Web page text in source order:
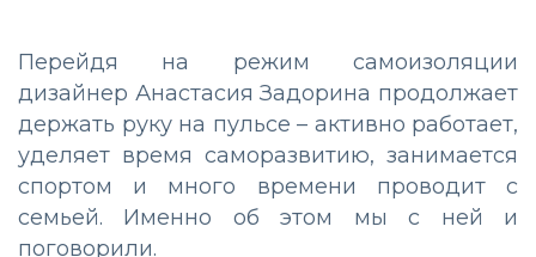
Перейдя на режим самоизоляции
дизайнер Анастасия Задорина продолжает
держать руку на пульсе – активно работает,
уделяет время саморазвитию, занимается
спортом и много времени проводит с
семьей. Именно об этом мы с ней и
поговорили.